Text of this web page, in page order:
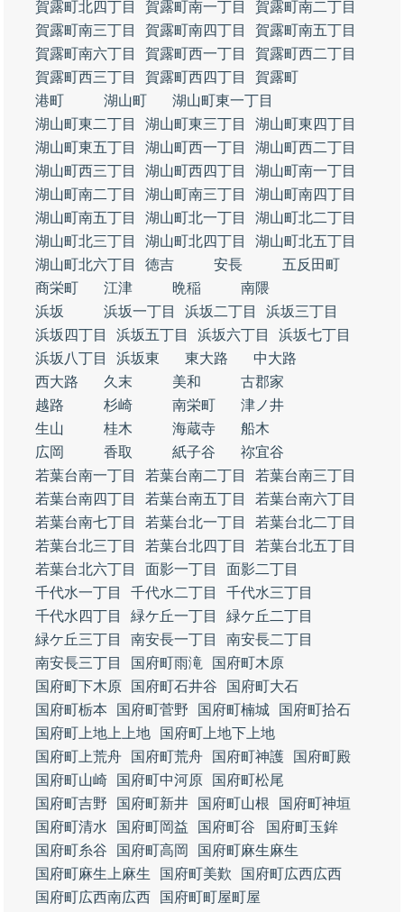
賀露町北四丁目 賀露町南一丁目
賀露町南二丁目
賀露町南三丁目
賀露町南四丁目
賀露町南五丁目
賀露町南六丁目
賀露町西一丁目
賀露町西二丁目
賀露町西三丁目
賀露町西四丁目
賀露町
港町
湖山町
湖山町東一丁目
湖山町東二丁目
湖山町東三丁目
湖山町東四丁目
湖山町東五丁目
湖山町西一丁目
湖山町西二丁目
湖山町西三丁目
湖山町西四丁目
湖山町南一丁目
湖山町南二丁目
湖山町南三丁目
湖山町南四丁目
湖山町南五丁目
湖山町北一丁目
湖山町北二丁目
湖山町北三丁目
湖山町北四丁目
湖山町北五丁目
湖山町北六丁目
徳吉 安長
五反田町
商栄町
江津 晩稲
南隈
浜坂
浜坂一丁目 浜坂二丁目
浜坂三丁目
浜坂四丁目
浜坂五丁目 浜坂六丁目
浜坂七丁目
浜坂八丁目
浜坂東 東大路
中大路
西大路
久末 美和
古郡家
越路
杉崎 南栄町
津ノ井
生山
桂木 海蔵寺
船木
広岡
香取 紙子谷
祢宜谷
若葉台南一丁目
若葉台南二丁目
若葉台南三丁目
若葉台南四丁目
若葉台南五丁目
若葉台南六丁目
若葉台南七丁目
若葉台北一丁目
若葉台北二丁目
若葉台北三丁目
若葉台北四丁目
若葉台北五丁目
若葉台北六丁目
面影一丁目
面影二丁目
千代水一丁目
千代水二丁目
千代水三丁目
千代水四丁目
緑ケ丘一丁目
緑ケ丘二丁目
緑ケ丘三丁目
南安長一丁目
南安長二丁目
南安長三丁目
国府町雨滝
国府町木原
国府町下木原
国府町石井谷
国府町大石
国府町栃本
国府町菅野 国府町楠城
国府町拾石
国府町上地上上地
国府町上地下上地
国府町上荒舟
国府町荒舟 国府町神護
国府町殿
国府町山崎
国府町中河原
国府町松尾
国府町吉野
国府町新井 国府町山根
国府町神垣
国府町清水
国府町岡益 国府町谷
国府町玉鉾
国府町糸谷
国府町高岡
国府町麻生麻生
国府町麻生上麻生
国府町美歎
国府町広西広西
国府町広西南広西
国府町町屋町屋